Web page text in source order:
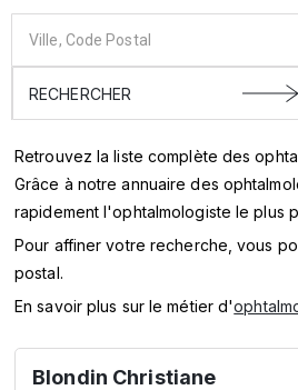
Retrouvez la liste complète des
Grâce à notre annuaire des
rapidement l'ophtalmologiste le plus
Pour affiner votre recherche, vous
postal.
En savoir plus sur le métier d'
Blondin Christiane